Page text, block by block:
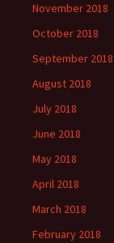
November 2018
October 2018
September 2018
August 2018
July 2018
June 2018
May 2018
April 2018
March 2018
February 2018